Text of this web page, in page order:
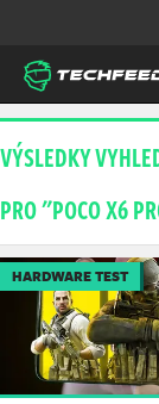
Magazín
Videa
Soutěže
VÝSLEDKY
PRO "POCO X6
HARDWARE TEST